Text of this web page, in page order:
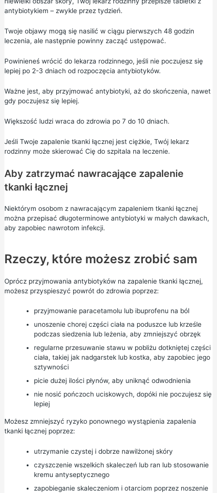
antybiotykiem – zwykle przez tydzień.
Twoje objawy mogą się nasilić w ciągu pierwszych 48 godzin
leczenia, ale następnie powinny zacząć ustępować.
Powinieneś wrócić do lekarza rodzinnego, jeśli nie poczujesz się
lepiej po 2-3 dniach od rozpoczęcia antybiotyków.
Ważne jest, aby przyjmować antybiotyki, aż do skończenia, nawet
gdy poczujesz się lepiej.
Większość ludzi wraca do zdrowia po 7 do 10 dniach.
Jeśli Twoje zapalenie tkanki łącznej jest ciężkie, Twój lekarz
rodzinny może skierować Cię do szpitala na leczenie.
Aby zatrzymać nawracające zapalenie
tkanki łącznej
Niektórym osobom z nawracającym zapaleniem tkanki łącznej
można przepisać długoterminowe antybiotyki w małych dawkach,
aby zapobiec nawrotom infekcji.
Rzeczy, które możesz zrobić sam
Oprócz przyjmowania antybiotyków na zapalenie tkanki łącznej,
możesz przyspieszyć powrót do zdrowia poprzez:
przyjmowanie paracetamolu lub ibuprofenu na ból
unoszenie chorej części ciała na poduszce lub krześle
podczas siedzenia lub leżenia, aby zmniejszyć obrzęk
regularne przesuwanie stawu w pobliżu dotkniętej części
ciała, takiej jak nadgarstek lub kostka, aby zapobiec jego
sztywności
picie dużej ilości płynów, aby uniknąć odwodnienia
nie nosić pończoch uciskowych, dopóki nie poczujesz się
lepiej
Możesz zmniejszyć ryzyko ponownego wystąpienia zapalenia
tkanki łącznej poprzez:
utrzymanie czystej i dobrze nawilżonej skóry
czyszczenie wszelkich skaleczeń lub ran lub stosowanie
kremu antyseptycznego
zapobieganie skaleczeniom i otarciom poprzez noszenie